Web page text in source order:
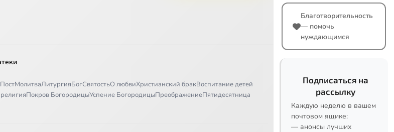
ПостМолитваЛитургияБогСвятостьО любвиХристианский бракВоспитание детей
Покров БогородицыУспение БогородицыПреображениеПятидесятница
Благотворительность
— помочь
нуждающимся
Подписаться на
рассылку
Каждую неделю в вашем
почтовом ящике:
— анонсы лучших